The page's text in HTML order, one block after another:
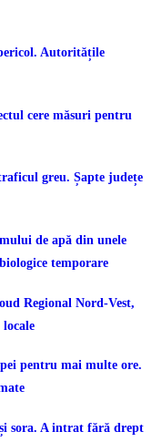
Autoritățile
cere măsuri pentru
greu. Șapte județe
de apă din unele
temporare
Regional Nord-Vest,
pentru mai multe ore.
sora. A intrat fără drept